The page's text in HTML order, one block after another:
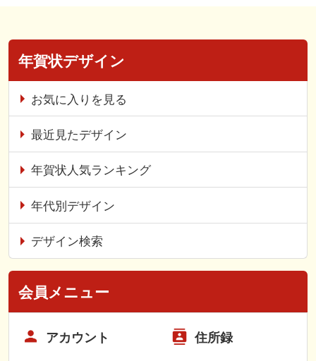
年賀状デザイン
お気に入りを見る
最近見たデザイン
年賀状人気ランキング
年代別デザイン
デザイン検索
会員メニュー
アカウント 住所録